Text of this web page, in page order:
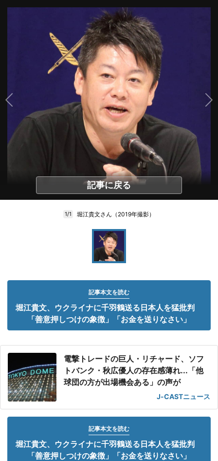
記事に戻る
1/1 堀江貴文さん（2019年撮影）
記事本文を読む
堀江貴文、ウクライナに千羽鶴送る日本人を猛批判
「善意押しつけの象徴」「お金を送りなさい」
電撃トレードの巨人・リチャード、ソフ
トバンク・秋広優人の存在感薄れ...「他
球団の方が出場機会ある」の声が
J-CASTニュース
記事本文を読む
堀江貴文、ウクライナに千羽鶴送る日本人を猛批判
「善意押しつけの象徴」「お金を送りなさい」